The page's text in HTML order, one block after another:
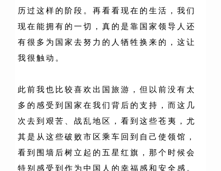
历过这样的阶段。再看看现在的生活，我们
现在能拥有的一切，真的是靠国家领导人还
有很多为国家去努力的人牺牲换来的，这让
我很触动。
此前我也比较喜欢出国旅游，但以前没有太
多的感受到国家在我们背后的支持，而这几
次去到艰苦、战乱地区，看到这些苍夷，尤
其是从这些破败市区乘车回到自己使领馆，
看到围墙后树立起的五星红旗，那个时候会
特别感受到作为中国人的幸福感和安全感。